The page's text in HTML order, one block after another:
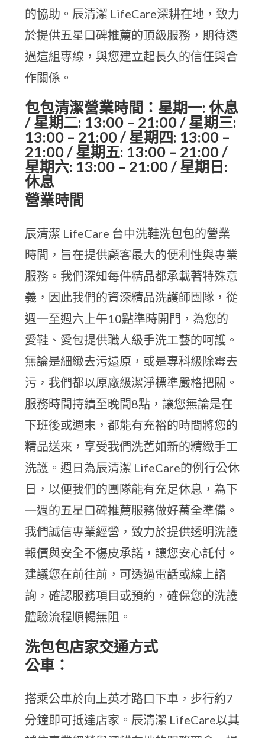
的協助。辰清潔 LifeCare深耕在地，致力
於提供五星口碑推薦的頂級服務，期待透
過這組專線，與您建立起長久的信任與合
作關係。
包包清潔營業時間：星期一: 休息
/ 星期二: 13:00 – 21:00 / 星期三:
13:00 – 21:00 / 星期四: 13:00 –
21:00 / 星期五: 13:00 – 21:00 /
星期六: 13:00 – 21:00 / 星期日:
休息
營業時間
辰清潔 LifeCare 台中洗鞋洗包包的營業
時間，旨在提供顧客最大的便利性與專業
服務。我們深知每件精品都承載著特殊意
義，因此我們的資深精品洗護師團隊，從
週一至週六上午10點準時開門，為您的
愛鞋、愛包提供職人級手洗工藝的呵護。
無論是細緻去污還原，或是專科級除霉去
污，我們都以原廠級潔淨標準嚴格把關。
服務時間持續至晚間8點，讓您無論是在
下班後或週末，都能有充裕的時間將您的
精品送來，享受我們洗舊如新的精緻手工
洗護。週日為辰清潔 LifeCare的例行公休
日，以便我們的團隊能有充足休息，為下
一週的五星口碑推薦服務做好萬全準備。
我們誠信專業經營，致力於提供透明洗護
報價與安全不傷皮承諾，讓您安心託付。
建議您在前往前，可透過電話或線上諮
詢，確認服務項目或預約，確保您的洗護
體驗流程順暢無阻。
洗包包店家交通方式
公車：
搭乘公車於向上英才路口下車，步行約7
分鐘即可抵達店家。辰清潔 LifeCare以其